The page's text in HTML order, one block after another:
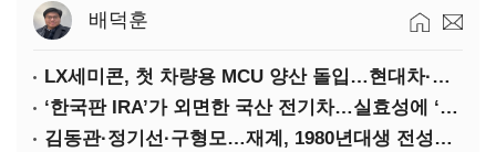
배덕훈
LX세미콘, 첫 차량용 MCU 양산 돌입…현대차·기아에 공급
‘한국판 IRA’가 외면한 국산 전기차…실효성에 ‘의문’
김동관·정기선·구형모…재계, 1980년대생 전성시대